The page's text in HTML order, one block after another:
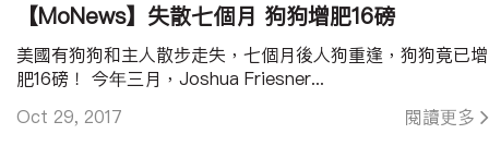
【MoNews】失散七個月 狗狗增肥16磅
Oct 29, 2017 閱讀更多
美國有狗狗和主人散步走失，七個月後人狗重逢，狗狗竟已增
肥16磅！ 今年三月，Joshua Friesner...